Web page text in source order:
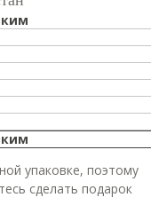
упаковке, поэтому
сделать подарок